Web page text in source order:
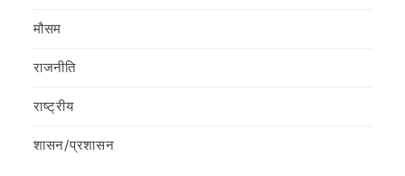
मौसम
राजनीति
राष्ट्रीय
शासन/प्रशासन